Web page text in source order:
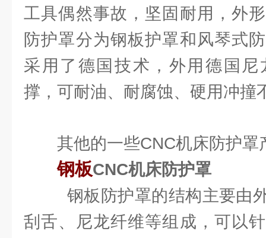
工具偶然事故，坚固耐用，外
防护罩分为钢板护罩和风琴式
采用了德国技术，外用德国尼
撑，可耐油、耐腐蚀、硬用冲撞
其他的一些CNC机床防护罩
钢板CNC机床防护罩
钢板防护罩的结构主要由
刮舌、尼龙纤维等组成，可以